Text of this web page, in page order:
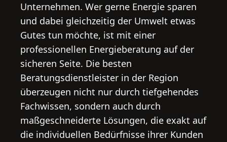
Unternehmen. Wer gerne Energie sparen
und dabei gleichzeitig der Umwelt etwas
Gutes tun möchte, ist mit einer
professionellen Energieberatung auf der
sicheren Seite. Die besten
Beratungsdienstleister in der Region
überzeugen nicht nur durch tiefgehendes
Fachwissen, sondern auch durch
maßgeschneiderte Lösungen, die exakt auf
die individuellen Bedürfnisse ihrer Kunden